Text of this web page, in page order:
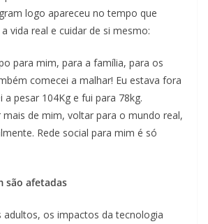
logo apareceu no tempo que
vida real e cuidar de si mesmo:
para mim, para a família, para os
comecei a malhar! Eu estava fora
a pesar 104Kg e fui para 78kg.
de mim, voltar para o mundo real,
Rede social para mim é só
são afetadas
adultos, os impactos da tecnologia